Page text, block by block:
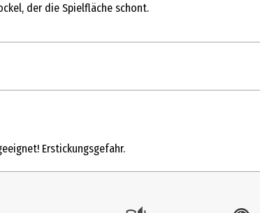
der die Spielfläche schont.
Erstickungsgefahr.